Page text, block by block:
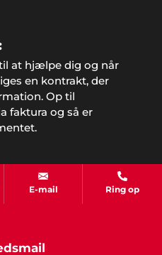
at hjælpe dig og når
en kontrakt, der
Op til
faktura og så er
E-mail Ring op